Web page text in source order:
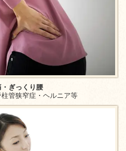
・ぎっくり腰
管狭窄症・ヘルニア等